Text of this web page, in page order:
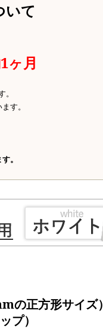
いて
ヶ月
す。
。
の正方形サイズ）
プ）